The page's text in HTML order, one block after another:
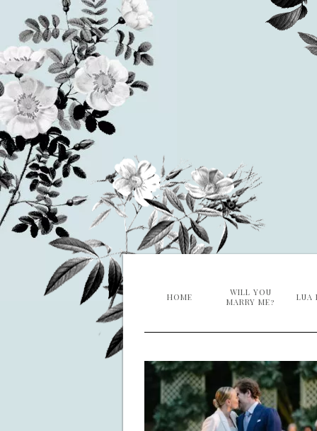
HOME
WILL YOU
MARRY ME?
LUA